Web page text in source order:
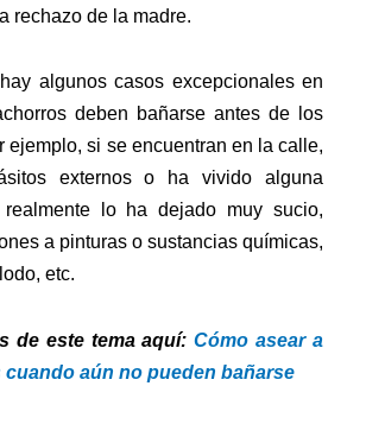
rechazo de la madre.
algunos casos excepcionales en
deben bañarse antes de los
ejemplo, si se encuentran en la calle,
externos o ha vivido alguna
lo ha dejado muy sucio,
a pinturas o sustancias químicas,
etc.
de este tema aquí:Cómo asear a
aún no pueden bañarse